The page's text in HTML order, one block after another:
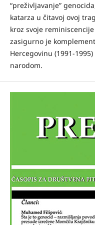
“preživljavanje”
katarza u čitavoj ovoj
kroz svoje
zasigurno je
Hercegovinu (1991-
narodom.